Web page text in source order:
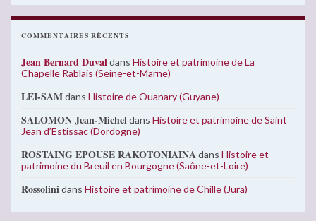
COMMENTAIRES RÉCENTS
Jean Bernard Duvaldans Histoire et patrimoine de La
Chapelle Rablais (Seine-et-Marne)
LEI-SAMdans Histoire de Ouanary (Guyane)
SALOMON Jean-Micheldans Histoire et patrimoine de Saint
Jean d’Estissac (Dordogne)
ROSTAING EPOUSE RAKOTONIAINAdans Histoire et
patrimoine du Breuil en Bourgogne (Saône-et-Loire)
Rossolinidans Histoire et patrimoine de Chille (Jura)